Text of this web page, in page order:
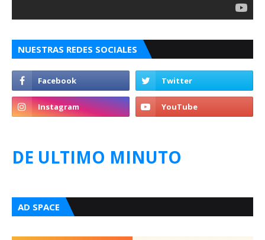
NUESTRAS REDES SOCIALES
DE ULTIMO MINUTO
AD SPACE